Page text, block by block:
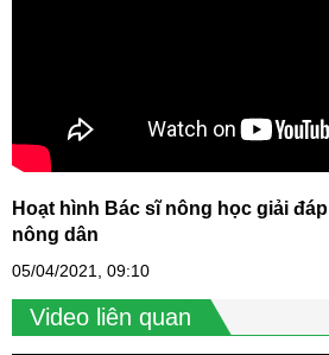
Hoạt hình Bác sĩ nông học giải
nông dân
05/04/2021, 09:10
Video liên quan